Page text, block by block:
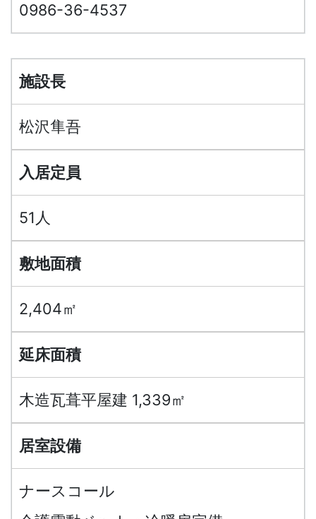
0986-36-4537
施設長
松沢隼吾
入居定員
51人
敷地面積
2,404㎡
延床面積
木造瓦葺平屋建 1,339㎡
居室設備
ナースコール